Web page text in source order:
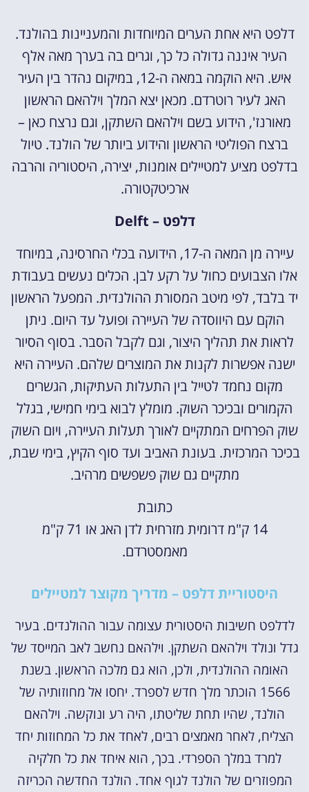
דלפט היא אחת הערים המיוחדות והמעניינות בהולנד.
העיר איננה גדולה כל כך, וגרים בה בערך מאה אלף
איש. היא הוקמה במאה ה-12, במיקום נהדר בין העיר
האג לעיר רוטרדם. מכאן יצא המלך וילהאם הראשון
מאורנז', הידוע בשם וילהאם השתקן, וגם נרצח כאן –
ברצח הפוליטי הראשון והידוע ביותר של הולנד. טיול
בדלפט מציע למטיילים אומנות, יצירה, היסטוריה והרבה
ארכיטקטורה.
דלפט – Delft
עיירה מן המאה ה-17, הידועה בכלי החרסינה, במיוחד
אלו הצבועים כחול על רקע לבן. הכלים נעשים בעבודת
יד בלבד, לפי מיטב המסורת ההולנדית. המפעל הראשון
הוקם עם היווסדה של העיירה ופועל עד היום. ניתן
לראות את תהליך היצור, וגם לקבל הסבר. בסוף הסיור
ישנה אפשרות לקנות את המוצרים שלהם. העיירה היא
מקום נחמד לטייל בין התעלות העתיקות, הגשרים
הקמורים ובכיכר השוק. מומלץ לבוא בימי חמישי, בגלל
שוק הפרחים המתקיים לאורך תעלות העיירה, ויום השוק
בכיכר המרכזית. בעונת האביב ועד סוף הקיץ, בימי שבת,
מתקיים גם שוק פשפשים מרהיב.
כתובת
14 ק"מ דרומית מזרחית לדן האג או 71 ק"מ
מאמסטרדם.
היסטוריית דלפט – מדריך מקוצר למטיילים
לדלפט חשיבות היסטורית עצומה עבור ההולנדים. בעיר
גדל ונולד וילהאם השתקן. וילהאם נחשב לאב המייסד של
האומה ההולנדית, ולכן, הוא גם מלכה הראשון. בשנת
1566 הוכתר מלך חדש לספרד. יחסו אל מחוזותיה של
הולנד, שהיו תחת שליטתו, היה רע ונוקשה. וילהאם
הצליח, לאחר מאמצים רבים, לאחד את כל המחוזות יחד
למרד במלך הספרדי. בכך, הוא איחד את כל חלקיה
המפוזרים של הולנד לגוף אחד. הולנד החדשה הכריזה